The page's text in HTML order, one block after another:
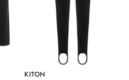
KITON